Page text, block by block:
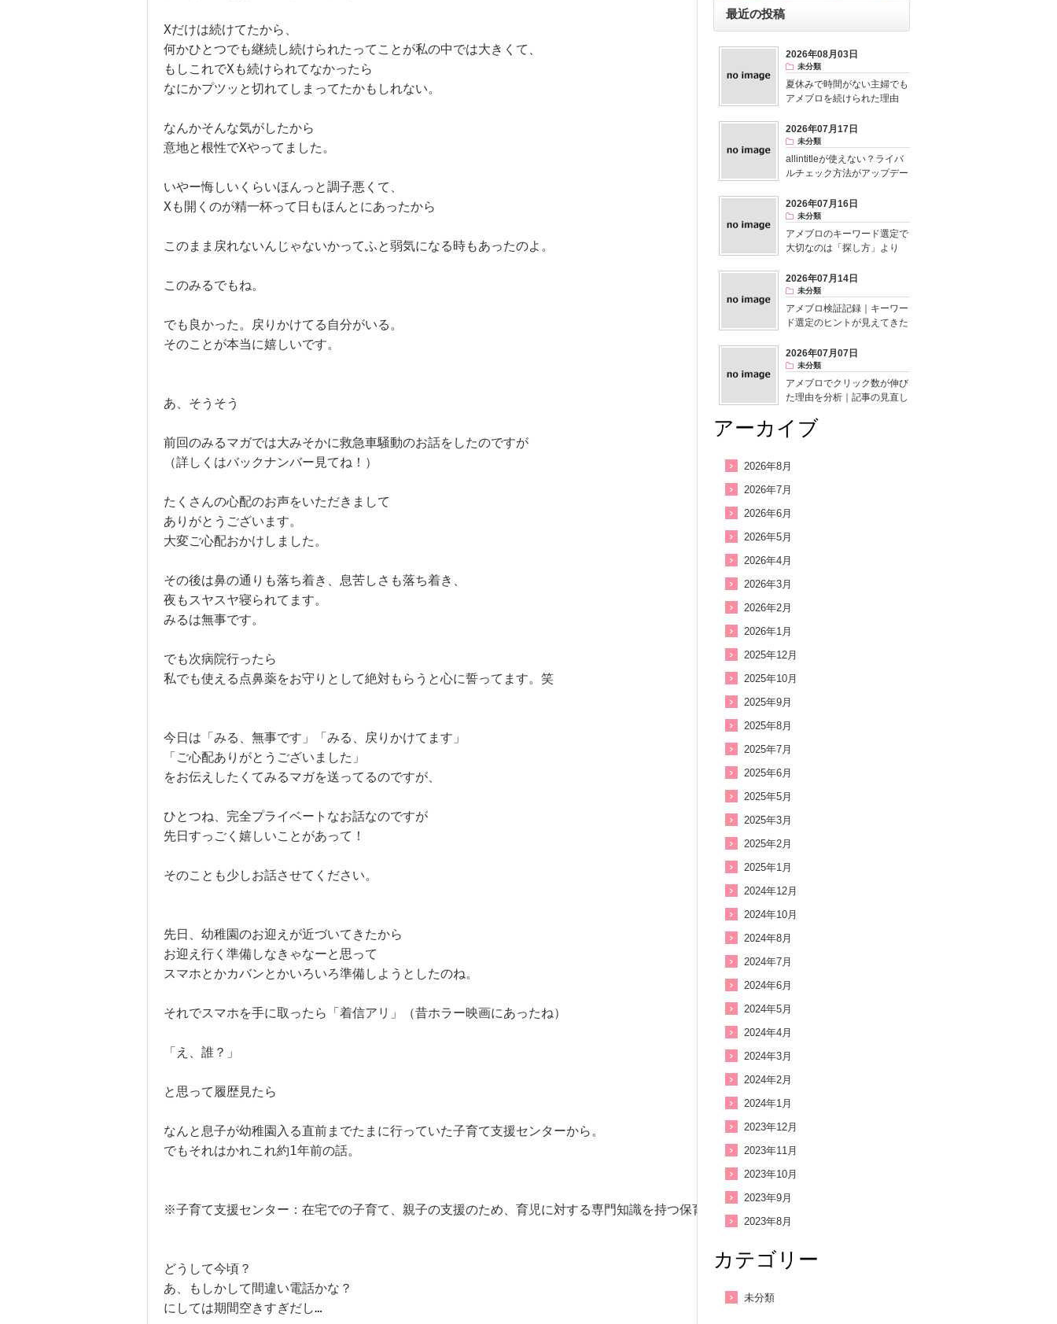
Xだけは続けてたから、
何かひとつでも継続し続けられたってことが私の中では大きくて、
もしこれでXも続けられてなかったら
なにかプツッと切れてしまってたかもしれない。
なんかそんな気がしたから
意地と根性でXやってました。
いやー悔しいくらいほんっと調子悪くて、
Xも開くのが精一杯って日もほんとにあったから
このまま戻れないんじゃないかってふと弱気になる時もあったのよ。
このみるでもね。
でも良かった。戻りかけてる自分がいる。
そのことが本当に嬉しいです。
あ、そうそう
前回のみるマガでは大みそかに救急車騒動のお話をしたのですが
（詳しくはバックナンバー見てね！）
たくさんの心配のお声をいただきまして
ありがとうございます。
大変ご心配おかけしました。
その後は鼻の通りも落ち着き、息苦しさも落ち着き、
夜もスヤスヤ寝られてます。
みるは無事です。
でも次病院行ったら
私でも使える点鼻薬をお守りとして絶対もらうと心に誓ってます。笑
今日は「みる、無事です」「みる、戻りかけてます」
「ご心配ありがとうございました」
をお伝えしたくてみるマガを送ってるのですが、
ひとつね、完全プライベートなお話なのですが
先日すっごく嬉しいことがあって！
そのことも少しお話させてください。
先日、幼稚園のお迎えが近づいてきたから
お迎え行く準備しなきゃなーと思って
スマホとかカバンとかいろいろ準備しようとしたのね。
それでスマホを手に取ったら「着信アリ」（昔ホラー映画にあったね）
「え、誰？」
と思って履歴見たら
なんと息子が幼稚園入る直前までたまに行っていた子育て支援センターから。
でもそれはかれこれ約1年前の話。
※子育て支援センター：在宅での子育て、親子の支援のため、育児に対する専門知識を持つ保育所や認定こども園等を活用し、親子のふれあいスペースと
どうして今頃？
あ、もしかして間違い電話かな？
にしては期間空きすぎだし…
最近の投稿
2026年08月03日
未分類
夏休みで時間がない主婦でも
アメブロを続けられた理由
2026年07月17日
未分類
allintitleが使えない？ライバ
ルチェック方法がアップデー
2026年07月16日
未分類
アメブロのキーワード選定で
大切なのは「探し方」より
2026年07月14日
未分類
アメブロ検証記録｜キーワー
ド選定のヒントが見えてきた
2026年07月07日
未分類
アメブロでクリック数が伸び
た理由を分析｜記事の見直し
アーカイブ
2026年8月
2026年7月
2026年6月
2026年5月
2026年4月
2026年3月
2026年2月
2026年1月
2025年12月
2025年10月
2025年9月
2025年8月
2025年7月
2025年6月
2025年5月
2025年3月
2025年2月
2025年1月
2024年12月
2024年10月
2024年8月
2024年7月
2024年6月
2024年5月
2024年4月
2024年3月
2024年2月
2024年1月
2023年12月
2023年11月
2023年10月
2023年9月
2023年8月
カテゴリー
未分類